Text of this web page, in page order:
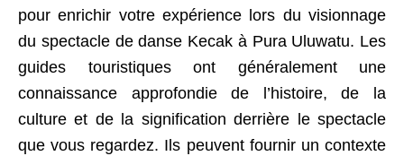
pour enrichir votre expérience lors du visionnage
du spectacle de danse Kecak à Pura Uluwatu. Les
guides touristiques ont généralement une
connaissance approfondie de l’histoire, de la
culture et de la signification derrière le spectacle
que vous regardez. Ils peuvent fournir un contexte